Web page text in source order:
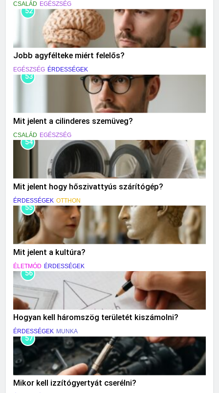
CSALÁD EGÉSZSÉG
52
Jobb agyfélteke miért felelős?
EGÉSZSÉG ÉRDESSÉGEK
53
Mit jelent a cilinderes szemüveg?
CSALÁD EGÉSZSÉG
54
Mit jelent hogy hőszivattyús szárítógép?
ÉRDESSÉGEK OTTHON
55
Mit jelent a kultúra?
ÉLETMÓD ÉRDESSÉGEK
56
Hogyan kell háromszög területét kiszámolni?
ÉRDESSÉGEK MUNKA
57
Mikor kell izzítógyertyát cserélni?